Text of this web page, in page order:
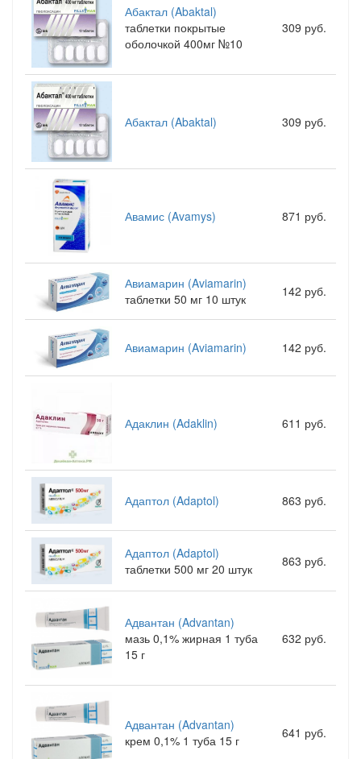
Абактал (Abaktal)
таблетки покрытые
оболочкой 400мг №10
309 руб.
Абактал (Abaktal) 309 руб.
Авамис (Avamys) 871 руб.
Авиамарин (Aviamarin)
таблетки 50 мг 10 штук
142 руб.
Авиамарин (Aviamarin) 142 руб.
Адаклин (Adaklin) 611 руб.
Адаптол (Adaptol) 863 руб.
Адаптол (Adaptol)
таблетки 500 мг 20 штук
863 руб.
Адвантан (Advantan)
мазь 0,1% жирная 1 туба
15 г
632 руб.
Адвантан (Advantan)
крем 0,1% 1 туба 15 г
641 руб.